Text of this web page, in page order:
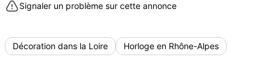
Signaler un problème sur cette annonce
Décoration dans la Loire Horloge en Rhône-Alpes